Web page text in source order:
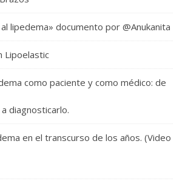
lipedema» documento por @Anukanita
Lipoelastic
como paciente y como médico: de
diagnosticarlo.
en el transcurso de los años. (Video